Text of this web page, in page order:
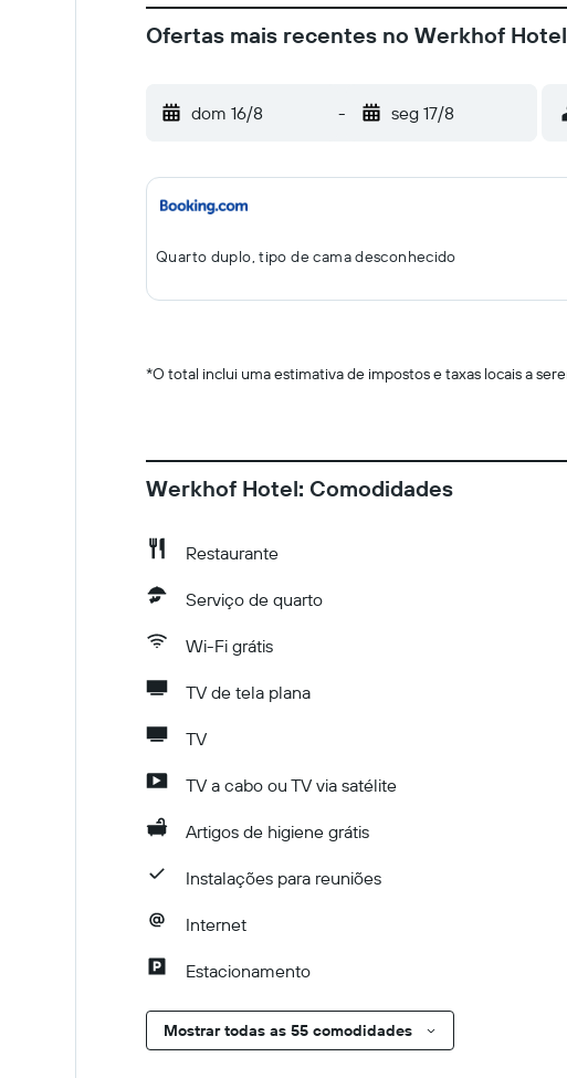
Ofertas mais recentes no Werkhof Hotel
dom 16/8 - seg 17/8
Quarto duplo, tipo de cama desconhecido
*O total inclui uma estimativa de impostos e taxas locais a
Werkhof Hotel: Comodidades
Restaurante
Serviço de quarto
Wi-Fi grátis
TV de tela plana
TV
TV a cabo ou TV via satélite
Artigos de higiene grátis
Instalações para reuniões
Internet
Estacionamento
Mostrar todas as 55 comodidades